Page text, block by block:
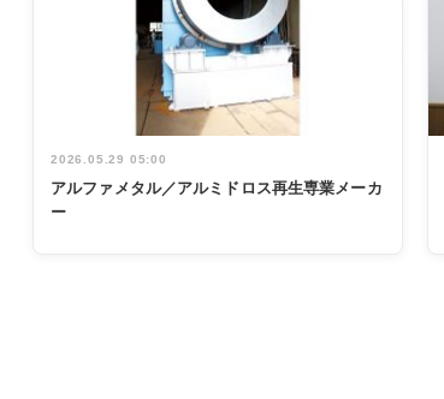
2026.05.29 05:00
アルファメタル／アルミドロス再生専業メーカ
ー